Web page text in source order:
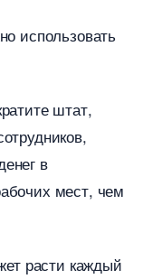
использовать
штат,
дене
мест, чем
расти каждый